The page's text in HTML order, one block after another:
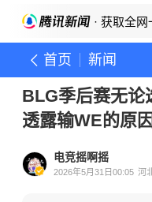
· 获取全
首页 新闻
BLG季后赛无论
透露输WE的原
电竞摇啊摇
2026年5月31日00:05 河